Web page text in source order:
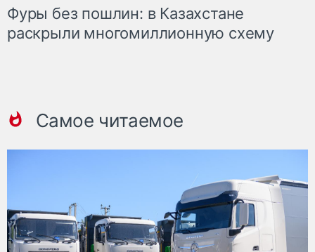
Фуры без пошлин: в Казахстане
раскрыли многомиллионную схему
Самое читаемое